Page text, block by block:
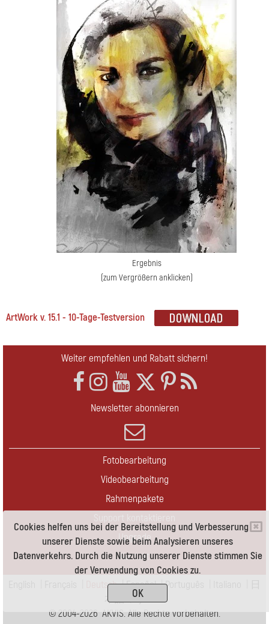
Cookies helfen uns bei der Bereitstellung und Verbesserung
unserer Dienste sowie beim Analysieren unseres
Datenverkehrs. Durch die Nutzung unserer Dienste stimmen Sie
der Verwendung von Cookies zu.
OK
Ergebnis
(zum Vergrößern anklicken)
ArtWork v. 15.1 - 10-Tage-Testversion
Weiter empfehlen und Rabatt sichern!
Newsletter abonnieren
Fotobearbeitung
Videobearbeitung
Rahmenpakete
Upgrade
Kontakt
Deutsch|Español|Português
本語|Pусский
© 2004-2026 AKVIS. Alle Rechte vorbehalten.